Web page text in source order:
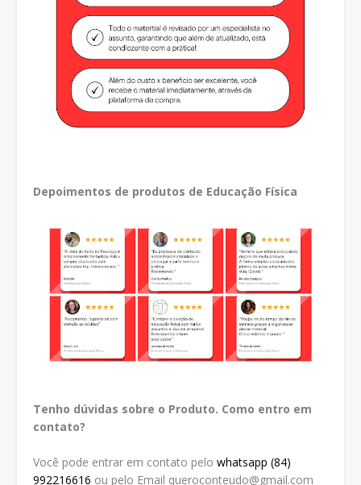
Depoimentos de produtos de Educação Física
Tenho dúvidas sobre o Produto. Como entro em
contato?
Você pode entrar em contato pelo whatsapp (84)
992216616 ou pelo Email queroconteudo@gmail.com